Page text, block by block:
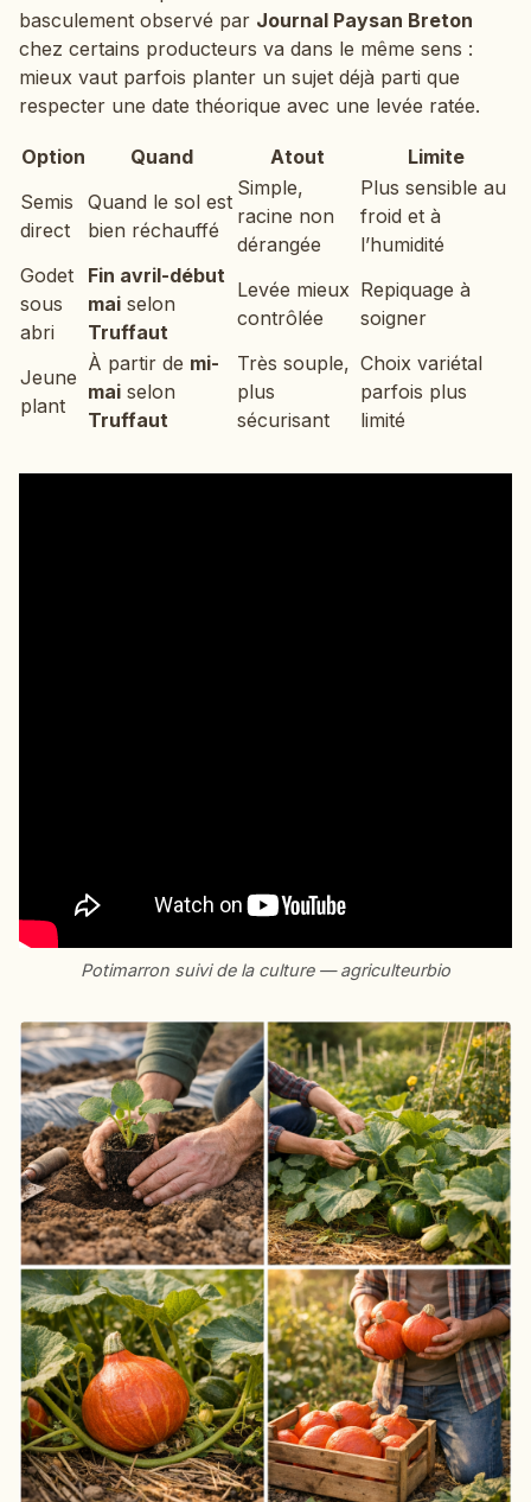
basculement observé par Journal Paysan Breton
chez certains producteurs va dans le même sens :
mieux vaut parfois planter un sujet déjà parti que
respecter une date théorique avec une levée ratée.
Option Quand Atout
Limite
Semis
direct
Quand le sol est
bien réchauffé
Simple,
racine non
dérangée
Plus sensible au
froid et à
l’humidité
Godet
sous
abri
Fin avril-début
mai selon
Truffaut
Levée mieux
contrôlée
Repiquage à
soigner
Jeune
plant
À partir de mi-
mai selon
Truffaut
Très souple,
plus
sécurisant
Choix variétal
parfois plus
limité
Potimarron suivi de la culture — agriculteurbio